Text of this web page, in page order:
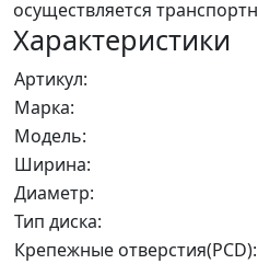
осуществляется
Характеристики
Артикул:
Марка:
Модель:
Ширина:
Диаметр:
Тип диска:
Крепежные отверстия(PCD):